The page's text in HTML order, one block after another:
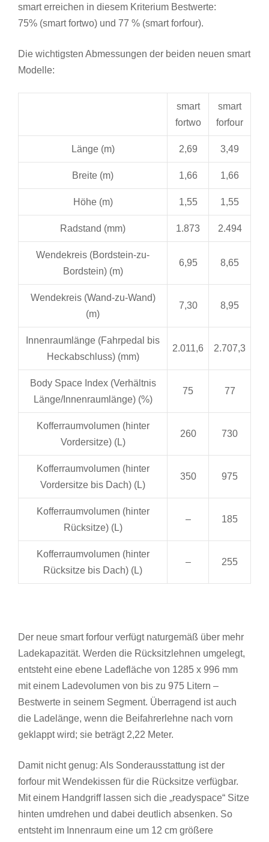
smart erreichen in diesem Kriterium Bestwerte:
75% (smart fortwo) und 77 % (smart forfour).
Die wichtigsten Abmessungen der beiden neuen smart
Modelle:
smart
fortwo
smart
forfour
Länge (m) 2,69 3,49
Breite (m) 1,66 1,66
Höhe (m) 1,55 1,55
Radstand (mm) 1.873 2.494
Wendekreis (Bordstein-zu-
Bordstein) (m)
6,95 8,65
Wendekreis (Wand-zu-Wand)
(m)
7,30 8,95
Innenraumlänge (Fahrpedal bis
Heckabschluss) (mm)
2.011,6 2.707,3
Body Space Index (Verhältnis
Länge/Innenraumlänge) (%)
75 77
Kofferraumvolumen (hinter
Vordersitze) (L)
260 730
Kofferraumvolumen (hinter
Vordersitze bis Dach) (L)
350 975
Kofferraumvolumen (hinter
Rücksitze) (L)
– 185
Kofferraumvolumen (hinter
Rücksitze bis Dach) (L)
– 255
Der neue smart forfour verfügt naturgemäß über mehr
Ladekapazität. Werden die Rücksitzlehnen umgelegt,
entsteht eine ebene Ladefläche von 1285 x 996 mm
mit einem Ladevolumen von bis zu 975 Litern –
Bestwerte in seinem Segment. Überragend ist auch
die Ladelänge, wenn die Beifahrerlehne nach vorn
geklappt wird; sie beträgt 2,22 Meter.
Damit nicht genug: Als Sonderausstattung ist der
forfour mit Wendekissen für die Rücksitze verfügbar.
Mit einem Handgriff lassen sich die „readyspace“ Sitze
hinten umdrehen und dabei deutlich absenken. So
entsteht im Innenraum eine um 12 cm größere